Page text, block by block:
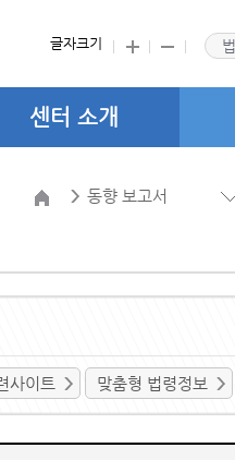
글자크기
센터 소개
동향 보고서
사이트 맞춤형 법령정보